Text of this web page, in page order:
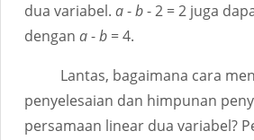
dua variabel. a-b- 2 = 2 juga
dengan a-b = 4.
Lantas, bagaimana cara
penyelesaian dan himpunan
persamaan linear dua variabel?